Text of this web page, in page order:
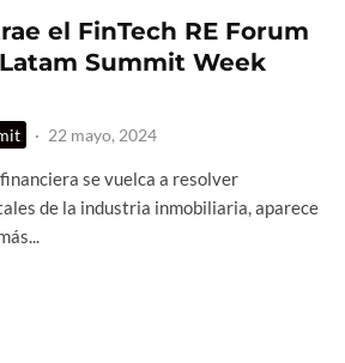
el FinTech RE Forum
Summit Week
· 22 mayo, 2024
se vuelca a resolver
de la industria inmobiliaria, aparece